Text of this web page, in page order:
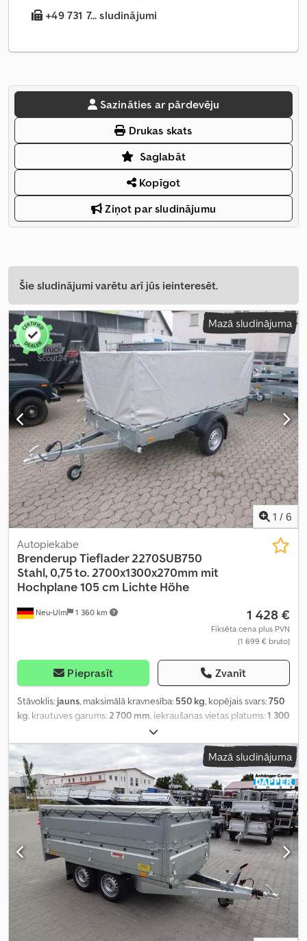
+49 731 7... sludinājumi
Sazināties ar pārdevēju
Drukas skats
Saglabāt
Kopīgot
Ziņot par sludinājumu
Šie sludinājumi varētu arī jūs ieinteresēt.
Mazā sludinājuma
1 / 6
Neu-Ulm 1 360 km
Autopiekabe
BrenderupTieflader 2270SUB750
Stahl, 0,75 to. 2700x1300x270mm mit
Hochplane 105 cm Lichte Höhe
1 428 €
Fiksēta cena plus PVN
(1 699 € bruto)
Pieprasīt Zvanīt
Stāvoklis: jauns, maksimālā kravnesība: 550 kg, kopējais svars:750
kg , krautuves garums: 2 700 mm , iekraušanas vietas platums:1 300
, iekraušanas telpas augstums:
tilpums:3,9 m³, krāsa:pelēks, būvniecības augstums:1 600 mm,
darba platums:
Mazā sludinājuma